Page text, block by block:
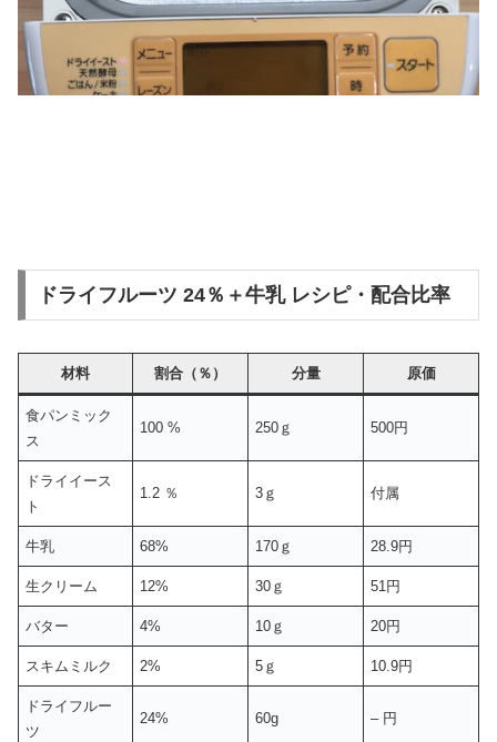
ドライフルーツ 24％＋牛乳 レシピ・配合比率
材料 割合（％） 分量 原価
食パンミック
ス
100 % 250ｇ 500円
ドライイース
ト
1.2 ％ 3ｇ 付属
牛乳 68% 170ｇ 28.9円
生クリーム 12% 30ｇ 51円
バター 4% 10ｇ 20円
スキムミルク 2% 5ｇ 10.9円
ドライフルー
ツ
24% 60g – 円